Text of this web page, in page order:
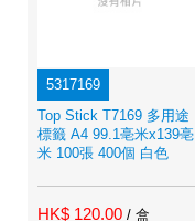
5317169
Top Stick T7169 多用途
標籤 A4 99.1亳米x139亳
米 100張 400個 白色
HK$ 120.00 / 盒